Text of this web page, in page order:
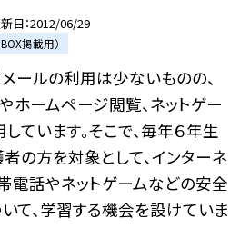
日 2012/06/29
掲載用）
ールの利用は少ないものの、
ホームぺージ閲覧、ネットゲー
ています。そこで、毎年６年生
の方を対象として、インターネ
電話やネットゲームなどの安全
て、学習する機会を設けていま